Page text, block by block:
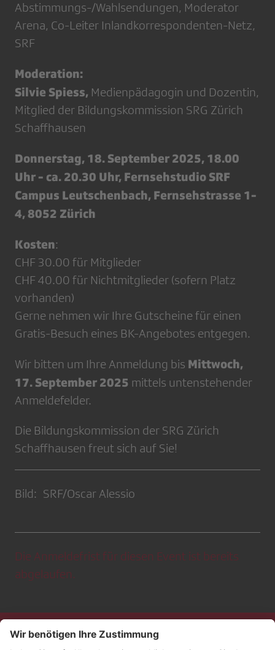
Abstimmungs-/Wahlsendungen, Moderator
Arena, Co-Leiter Inlandkorrespondenten-Netz,
SRF
Moderation:
Silvie Spiess, Medienpädagogin und Dozentin,
Mitglied der Bildungskommission SRG Zürich
Schaffhausen
Donnerstag, 18. September 2025, 18.00
Uhr - ca. 20.30 Uhr, Fernsehstudio SRF
Campus Leutschenbach, Fernsehstrasse 1-
4, 8052 Zürich
Kosten:
CHF 30.00 für Mitglieder
CHF 40.00 für Nichtmitglieder (sofern Platz
vorhanden)
Gerne nehmen wir Ihre Gutscheine für einen
Gratis-Besuch eines BK-Angebotes entgegen.
Wir bitten um Ihre Anmeldung bis Mittwoch,
17. September 2025 mittels untenstehender
Anmeldefelder.
Die Bildungskommission der SRG Zürich
Schaffhausen freut sich auf Sie!
Bild: SRF/Oscar Alessio
Die Anmeldefrist für diesen Event ist bereits
abgelaufen.